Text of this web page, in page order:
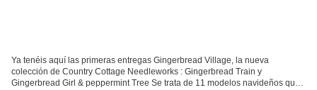
Ya tenéis aquí las primeras entregas Gingerbread Village, la nueva
colección de Country Cottage Needleworks : Gingerbread Train y
Gingerbread Girl & peppermint Tree Se trata de 11 modelos navideños que